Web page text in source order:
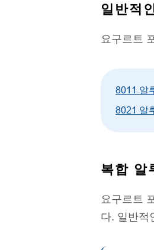
일반적
요구르트
8011 알
8021 알
복합 알
요구르트
다. 일반적